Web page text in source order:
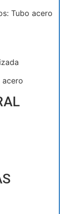
Tubo acero
acero